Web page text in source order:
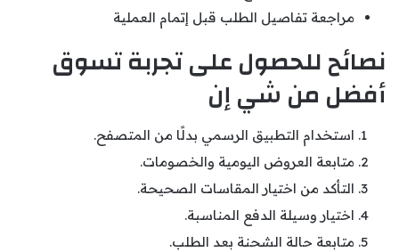
مراجعة تفاصيل الطلب قبل إتمام العملية
نصائح للحصول على تجربة تسوق
أفضل من شي إن
استخدام التطبيق الرسمي بدلًا من المتصفح.
متابعة العروض اليومية والخصومات.
التأكد من اختيار المقاسات الصحيحة.
اختيار وسيلة الدفع المناسبة.
متابعة حالة الشحنة بعد الطلب.